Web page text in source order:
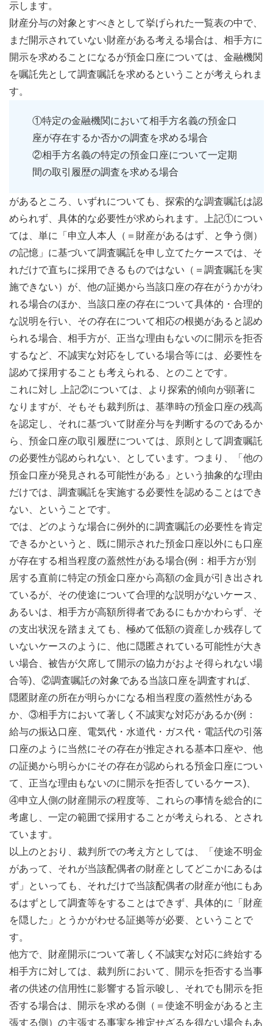
示します。
財産分与の対象とすべきとして挙げられた一覧表の中で、
まだ開示されていない財産がある考える場合は、相手方に
開示を求めることになるが預金口座については、金融機関
を嘱託先として調査嘱託を求めるということが考えられま
す。
①特定の金融機関において相手方名義の預金口
座が存在するか否かの調査を求める場合
②相手方名義の特定の預金口座について一定期
間の取引履歴の調査を求める場合
があるところ、いずれについても、探索的な調査嘱託は認
められず、具体的な必要性が求められます。上記①につい
ては、単に「申立人本人（＝財産があるはず、と争う側）
の記憶」に基づいて調査嘱託を申し立てたケースでは、そ
れだけで直ちに採用できるものではない（＝調査嘱託を実
施できない）が、他の証拠から当該口座の存在がうかがわ
れる場合のほか、当該口座の存在について具体的・合理的
な説明を行い、その存在について相応の根拠があると認め
られる場合、相手方が、正当な理由もないのに開示を拒否
するなど、不誠実な対応をしている場合等には、必要性を
認めて採用することも考えられる、とのことです。
これに対し 上記②については、より探索的傾向が顕著に
なりますが、そもそも裁判所は、基準時の預金口座の残高
を認定し、それに基づいて財産分与を判断するのであるか
ら、預金口座の取引履歴については、原則として調査嘱託
の必要性が認められない、としています。つまり、「他の
預金口座が発見される可能性がある」という抽象的な理由
だけでは、調査嘱託を実施する必要性を認めることはでき
ない、ということです。
では、どのような場合に例外的に調査嘱託の必要性を肯定
できるかというと、既に開示された預金口座以外にも口座
が存在する相当程度の蓋然性がある場合(例：相手方が別
居する直前に特定の預金口座から高額の金員が引き出され
ているが、その使途について合理的な説明がないケース、
あるいは、相手方が高額所得者であるにもかかわらず、そ
の支出状況を踏まえても、極めて低額の資産しか残存して
いないケースのように、他に隠匿されている可能性が大き
い場合、被告が欠席して開示の協力がおよそ得られない場
合等)、②調査嘱託の対象である当該口座を調査すれば、
隠匿財産の所在が明らかになる相当程度の蓋然性がある
か、③相手方において著しく不誠実な対応があるか(例：
給与の振込口座、電気代・水道代・ガス代・電話代の引落
口座のように当然にその存在が推定される基本口座や、他
の証拠から明らかにその存在が認められる預金口座につい
て、正当な理由もないのに開示を拒否しているケース)、
④申立人側の財産開示の程度等、これらの事情を総合的に
考慮し、一定の範囲で採用することが考えられる、とされ
ています。
以上のとおり、裁判所での考え方としては、「使途不明金
があって、それが当該配偶者の財産としてどこかにあるは
ず」といっても、それだけで当該配偶者の財産が他にもあ
るはずとして調査等をすることはできず、具体的に「財産
を隠した」とうかがわせる証拠等が必要、ということで
す。
他方で、財産開示について著しく不誠実な対応に終始する
相手方に対しては、裁判所において、開示を拒否する当事
者の供述の信用性に影響する旨示唆し、それでも開示を拒
否する場合は、開示を求める側（＝使途不明金があると主
張する側）の主張する事実を推定せざるを得ない場合もあ